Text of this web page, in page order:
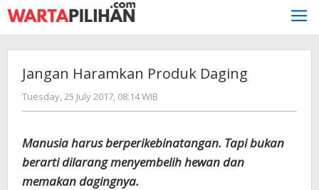
Skip
to
content
Jangan Haramkan Produk Daging
Tuesday, 25 July 2017, 08:14 WIB
redaksi
Manusia harus berperikebinatangan. Tapi bukan
berarti dilarang menyembelih hewan dan
memakan dagingnya.